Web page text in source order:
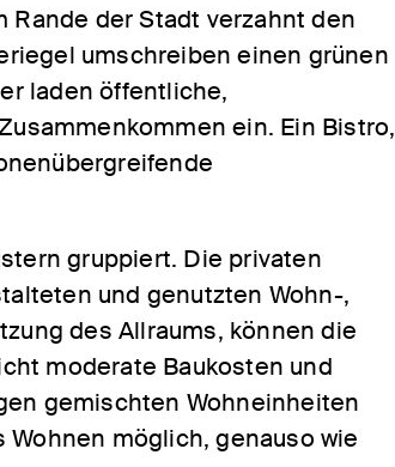
Rande der Stadt verzahnt den
umschreiben einen grünen
laden öffentliche,
ein. Ein Bistro,
gruppiert. Die privaten
und genutzten Wohn-,
des Allraums, können die
moderate Baukosten und
gemischten Wohneinheiten
möglich, genauso wie